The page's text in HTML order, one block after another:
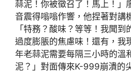
蒜泥！你被徵召了！馬上！」
音震得嗡嗡作響，他捏著對講
「特務？酸味？等等！我聞
過度膨脹的焦慮味！還有，我
年老蒜泥需要每隔三小時的溫
泥？」對面傳來K-999崩潰的